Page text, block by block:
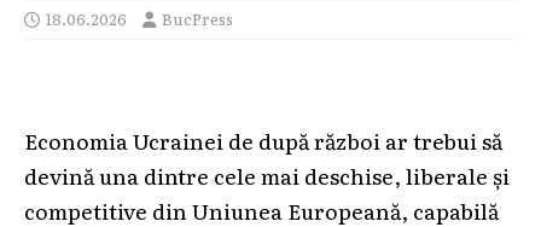
18.06.2026 BucPress
Economia Ucrainei de după război ar trebui să
devină una dintre cele mai deschise, liberale și
competitive din Uniunea Europeană, capabilă